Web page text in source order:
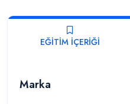
EĞITIM İÇERIĞI
Marka